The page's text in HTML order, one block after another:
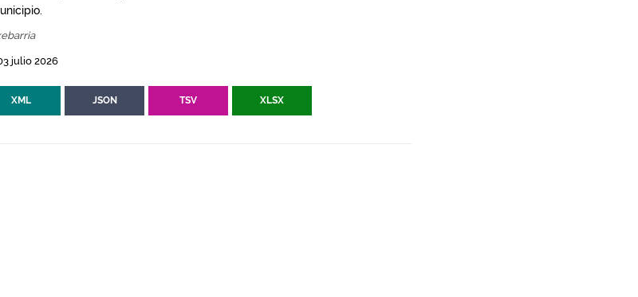
julio 2026
XML JSON TSV XLSX